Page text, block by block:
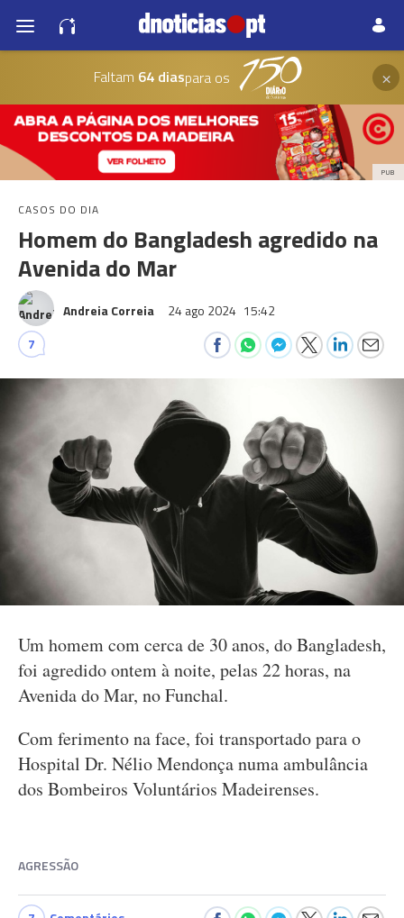
Faltam 64 diaspara os ×
PUB
CASOS DO DIA
Homem do Bangladesh agredido na
Avenida do Mar
Andreia Correia 24 ago 2024 15:42
7
Um homem com cerca de 30 anos, do Bangladesh,
foi agredido ontem à noite, pelas 22 horas, na
Avenida do Mar, no Funchal.
Com ferimento na face, foi transportado para o
Hospital Dr. Nélio Mendonça numa ambulância
dos Bombeiros Voluntários Madeirenses.
AGRESSÃO